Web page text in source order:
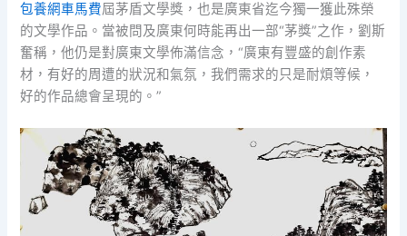
包養網車馬費屆茅盾文學獎，也是廣東省迄今獨一獲此殊榮
的文學作品。當被問及廣東何時能再出一部“茅獎”之作，劉斯
奮稱，他仍是對廣東文學佈滿信念，“廣東有豐盛的創作素
材，有好的周遭的狀況和氣氛，我們需求的只是耐煩等候，
好的作品總會呈現的。”